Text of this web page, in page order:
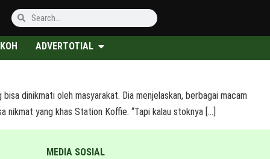
ADVERTOTIAL
dinikmati oleh masyarakat. Dia menjelaskan, berbagai macam
yang khas Station Koffie. “Tapi kalau stoknya […]
MEDIA SOSIAL